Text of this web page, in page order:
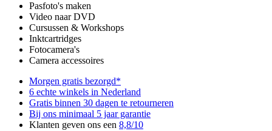
Pasfoto's maken
Video naar DVD
Cursussen & Workshops
Inktcartridges
Fotocamera's
Camera accessoires
Morgen gratis bezorgd*
6 echte winkels in Nederland
Gratis binnen 30 dagen te retourneren
Bij ons minimaal 5 jaar garantie
Klanten geven ons een 8,8/10